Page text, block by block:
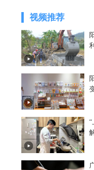
视频推荐